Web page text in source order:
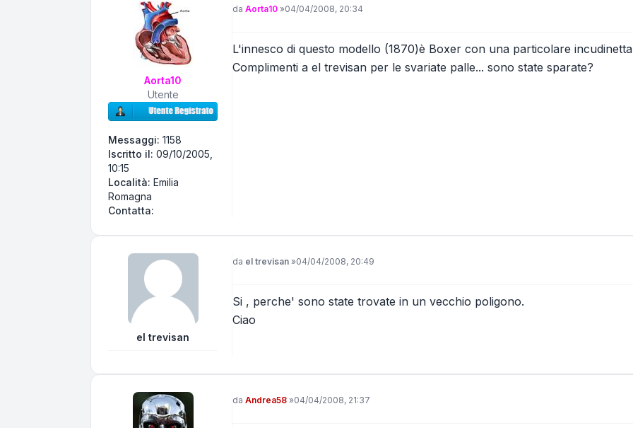
Aorta10
Utente
Messaggi: 1158
Iscritto il: 09/10/2005,
10:15
Località: Emilia
Romagna
Contatta:
Messaggio
da Aorta10 »04/04/2008, 20:34
L'innesco di questo modello (1870)è Boxer con una particolare
Complimenti a el trevisan per le svariate palle... sono state sparate?
el trevisan
Messaggio
da el trevisan »04/04/2008, 20:49
Si , perche' sono state trovate in un vecchio poligono.
Ciao
Messaggio
da Andrea58 »04/04/2008, 21:37